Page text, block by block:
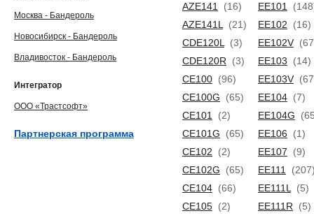
AZE141
(16) EE101
AZE141L
(21) EE102
(16)
CDE120L
(3) EE102V
CDE120R
(3) EE103
(14)
CE100 (96) EE103V
CE100G
(65) EE104 (7)
CE101
(2) EE104G
CE101G
(65) EE106
(1)
CE102
(2) EE107
(9)
CE102G
(65) EE111
CE104 (66) EE111L
(5)
CE105 (2) EE111R
(5)
Москва - Бандероль
Новосибирск - Бандероль
Владивосток - Бандероль
Интегратор
ООО «Трастсофт»
Партнерская программа